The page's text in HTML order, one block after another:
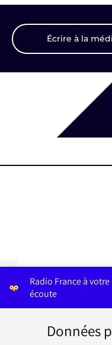
Écrire à la
Radio France à votre
écoute
Données